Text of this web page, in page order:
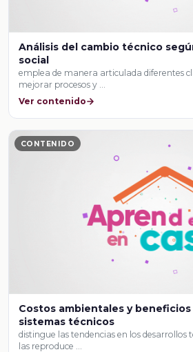
Análisis del cambio técnico
social
emplea de manera articulada diferentes
mejorar procesos y …
Ver contenido
CONTENIDO
Costos ambientales y
sistemas técnicos
distingue las tendencias en los desarrollos
las reproduce …